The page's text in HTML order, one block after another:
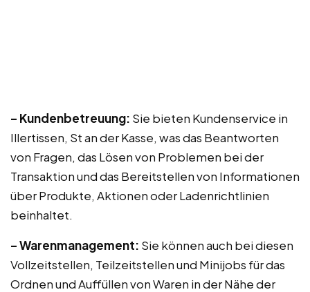
– Kundenbetreuung: Sie bieten Kundenservice in
Illertissen, St an der Kasse, was das Beantworten
von Fragen, das Lösen von Problemen bei der
Transaktion und das Bereitstellen von Informationen
über Produkte, Aktionen oder Ladenrichtlinien
beinhaltet.
– Warenmanagement: Sie können auch bei diesen
Vollzeitstellen, Teilzeitstellen und Minijobs für das
Ordnen und Auffüllen von Waren in der Nähe der